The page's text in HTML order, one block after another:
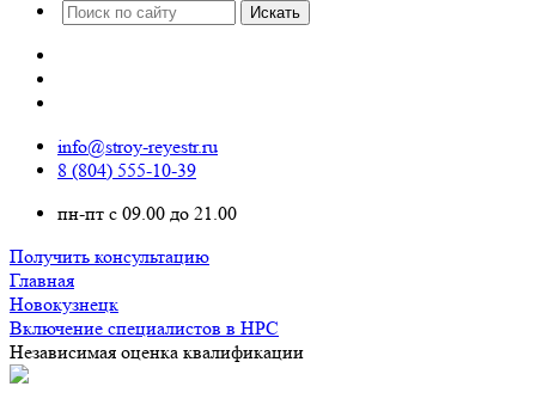
info@stroy-reyestr.ru
8 (804) 555-10-39
пн-пт с 09.00 до 21.00
Получить консультацию
Главная
Новокузнецк
Включение специалистов в НРС
Независимая оценка квалификации